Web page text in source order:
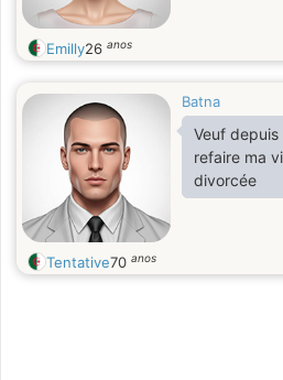
Emilly26 anos
Batna
Veuf
refaire ma
divorcée
Tentative70 anos